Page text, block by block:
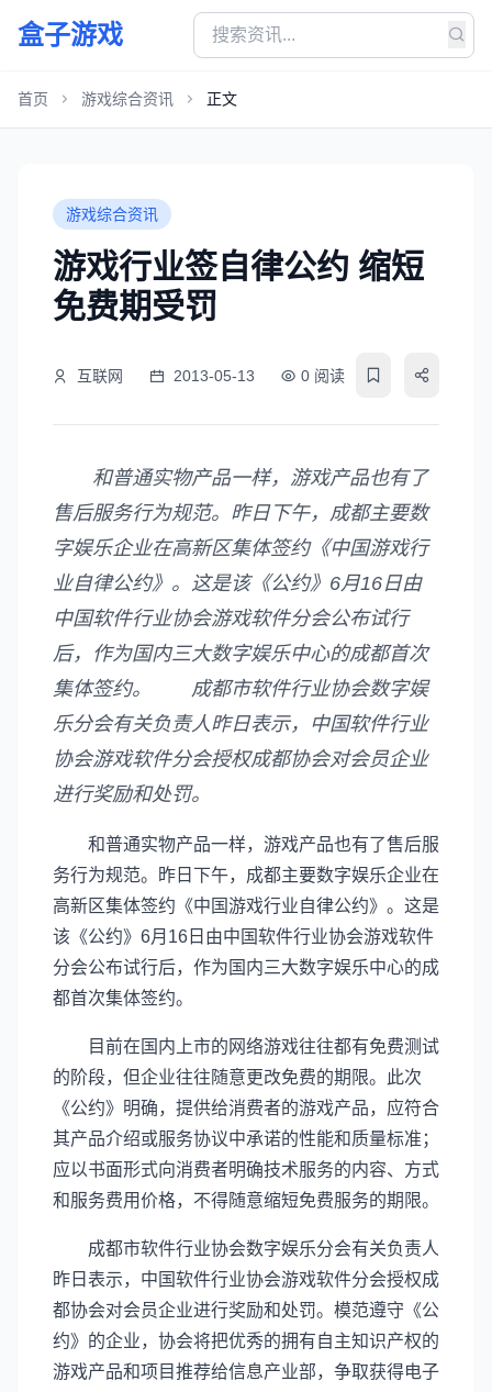
盒子游戏
首页 游戏综合资讯 正文
游戏综合资讯
游戏行业签自律公约 缩短
免费期受罚
互联网 2013-05-13 0 阅读
和普通实物产品一样，游戏产品也有了
售后服务行为规范。昨日下午，成都主要数
字娱乐企业在高新区集体签约《中国游戏行
业自律公约》。这是该《公约》6月16日由
中国软件行业协会游戏软件分会公布试行
后，作为国内三大数字娱乐中心的成都首次
集体签约。 成都市软件行业协会数字娱
乐分会有关负责人昨日表示，中国软件行业
协会游戏软件分会授权成都协会对会员企业
进行奖励和处罚。
和普通实物产品一样，游戏产品也有了售后服
务行为规范。昨日下午，成都主要数字娱乐企业在
高新区集体签约《中国游戏行业自律公约》。这是
该《公约》6月16日由中国软件行业协会游戏软件
分会公布试行后，作为国内三大数字娱乐中心的成
都首次集体签约。
目前在国内上市的网络游戏往往都有免费测试
的阶段，但企业往往随意更改免费的期限。此次
《公约》明确，提供给消费者的游戏产品，应符合
其产品介绍或服务协议中承诺的性能和质量标准；
应以书面形式向消费者明确技术服务的内容、方式
和服务费用价格，不得随意缩短免费服务的期限。
成都市软件行业协会数字娱乐分会有关负责人
昨日表示，中国软件行业协会游戏软件分会授权成
都协会对会员企业进行奖励和处罚。模范遵守《公
约》的企业，协会将把优秀的拥有自主知识产权的
游戏产品和项目推荐给信息产业部，争取获得电子